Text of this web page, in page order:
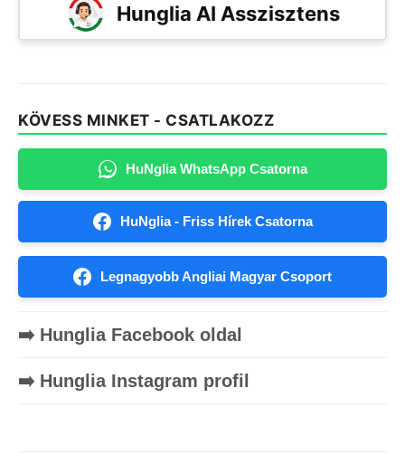
Hunglia AI Asszisztens
KÖVESS MINKET - CSATLAKOZZ
HuNglia WhatsApp Csatorna
HuNglia - Friss Hírek Csatorna
Legnagyobb Angliai Magyar Csoport
➡️ Hunglia Facebook oldal
➡️ Hunglia Instagram profil